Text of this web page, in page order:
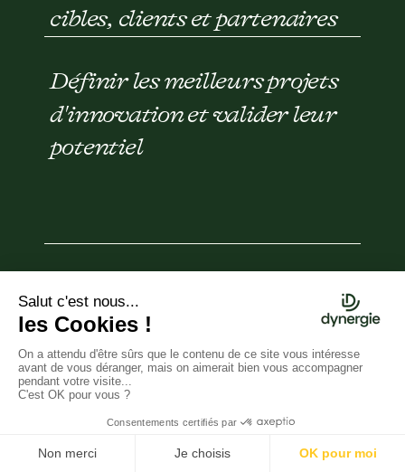
cibles, clients et partenaires
Définir les meilleurs projets
d'innovation et valider leur
potentiel